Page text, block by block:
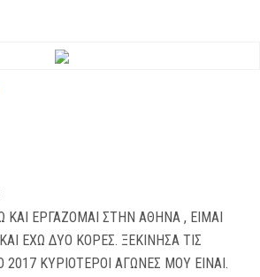
ΚΑΙ ΕΡΓΑΖΟΜΑΙ ΣΤΗΝ ΑΘΗΝΑ , ΕΙΜΑΙ
ΕΧΩ ΔΥΟ ΚΟΡΕΣ. ΞΕΚΙΝΗΣΑ ΤΙΣ
ΚΥΡΙΟΤΕΡΟΙ ΑΓΩΝΕΣ ΜΟΥ ΕΙΝΑΙ.